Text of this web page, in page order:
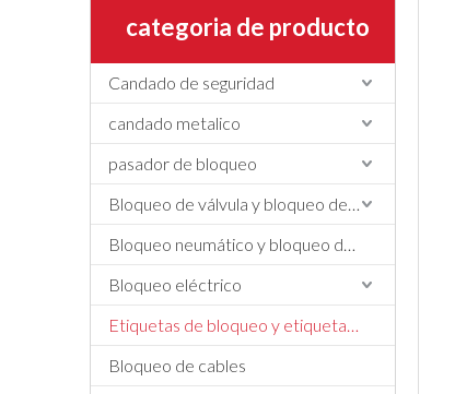
categoria de producto
Candado de seguridad
candado metalico
pasador de bloqueo
Bloqueo de válvula y bloqueo de manguera
Bloqueo neumático y bloqueo de cilindros
Bloqueo eléctrico
Etiquetas de bloqueo y etiquetado, etiquetas y letreros
Bloqueo de cables